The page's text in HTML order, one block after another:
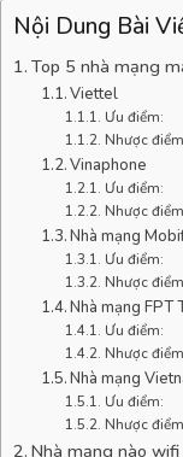
Nội Dung Bài
Top 5 nhà mạng
Viettel
Ưu điểm:
Nhược
Vinaphone
Ưu điểm:
Nhược
Nhà mạng
Ưu điểm:
Nhược
Nhà mạng FPT
Ưu điểm:
Nhược
Nhà mạng
Ưu điểm:
Nhược
Nhà mạng nào